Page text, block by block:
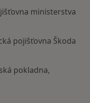
ministerstva
pojišťovna Škoda
pokladna,